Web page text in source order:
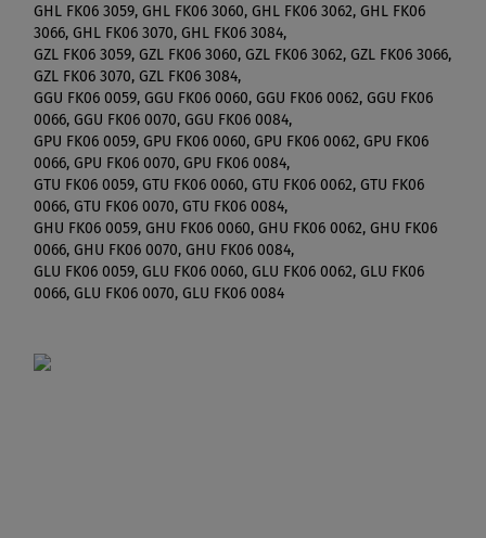
GHL FK06 3059, GHL FK06 3060, GHL FK06 3062, GHL FK06
3066, GHL FK06 3070, GHL FK06 3084,
GZL FK06 3059, GZL FK06 3060, GZL FK06 3062, GZL FK06 3066,
GZL FK06 3070, GZL FK06 3084,
GGU FK06 0059, GGU FK06 0060, GGU FK06 0062, GGU FK06
0066, GGU FK06 0070, GGU FK06 0084,
GPU FK06 0059, GPU FK06 0060, GPU FK06 0062, GPU FK06
0066, GPU FK06 0070, GPU FK06 0084,
GTU FK06 0059, GTU FK06 0060, GTU FK06 0062, GTU FK06
0066, GTU FK06 0070, GTU FK06 0084,
GHU FK06 0059, GHU FK06 0060, GHU FK06 0062, GHU FK06
0066, GHU FK06 0070, GHU FK06 0084,
GLU FK06 0059, GLU FK06 0060, GLU FK06 0062, GLU FK06
0066, GLU FK06 0070, GLU FK06 0084